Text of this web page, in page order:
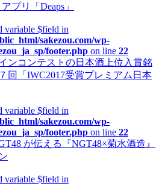
プリ「Deaps」
variable $field in
sakezou.com/wp-
footer.php on line 22
ンコンテストの日本酒上位入賞銘
回「IWC2017受賞プレミアム日本
variable $field in
sakezou.com/wp-
footer.php on line 22
が伝える『NGT48×菊水酒造』
variable $field in